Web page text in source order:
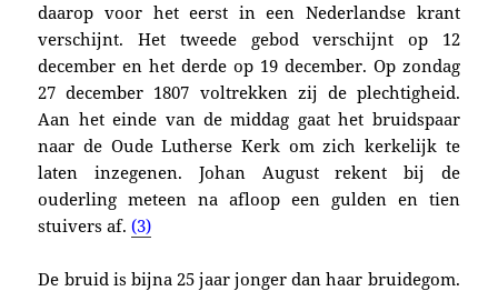
daarop voor het eerst in een Nederlandse krant
verschijnt. Het tweede gebod verschijnt op 12
december en het derde op 19 december. Op zondag
27 december 1807 voltrekken zij de plechtigheid.
Aan het einde van de middag gaat het bruidspaar
naarde Oude Lutherse Kerk omzich kerkelijk te
laten inzegenen. Johan August rekent bij de
ouderling meteen na afloop een gulden en tien
stuivers af.(3)
De bruid is bijna 25 jaar jonger dan haar bruidegom.